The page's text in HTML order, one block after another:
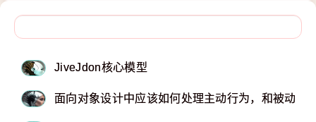
JiveJdon核心模型
面向对象设计中应该如何处理主动行为，和被动行